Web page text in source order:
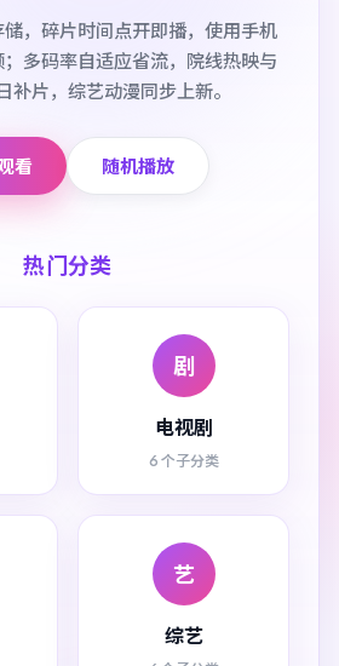
，碎片时间点开即播，使用手机
多码率自适应省流，院线热映与
补片，综艺动漫同步上新。
看 随机播放
热门分类
剧
电视剧
6 个子分类
艺
综艺